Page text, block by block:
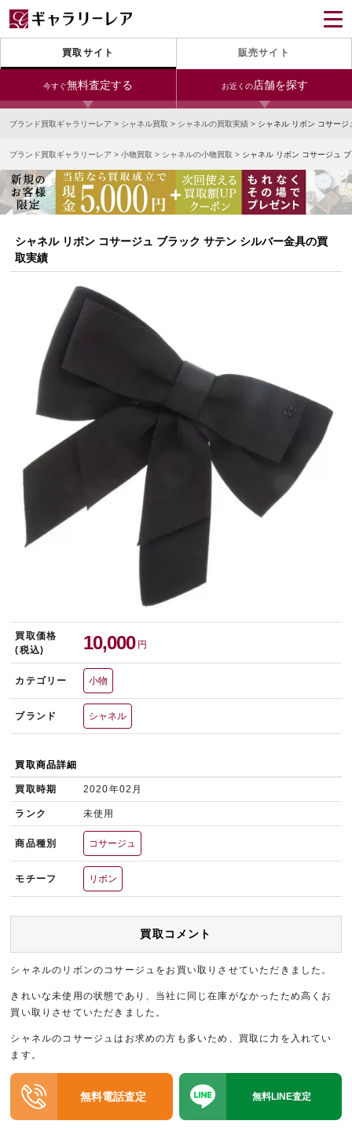
買取サイト 販売サイト
今すぐ無料査定する お近くの店舗を探す
24時間受付（対応時間10:00～19:00）
宅配買取を申し込む
無料の宅配キットをお届けします
今すぐ電話査定
受付時間 10:00～19:00
銀座本店 青山表参道店 新宿東口店
小田急新宿店 LAB東京 名古屋大須店
なんば店
中野ブロードウェイ
無料の宅配キットをお届けします
ブランド買取ギャラリーレア > シャネル買取 > シャネルの買取実績 > シャネル リボン コサー
ブランド買取ギャラリーレア > 小物買取 > シャネルの小物買取 > シャネル リボン コサージュ
シャネル リボン コサージュ ブラック サテン シルバー金具の買
取実績
買取価格
(税込)
10,000 円
カテゴリー 小物
ブランド シャネル
買取商品詳細
買取時期 2020年02月
ランク 未使用
商品種別 コサージュ
モチーフ リボン
買取コメント
シャネルのリボンのコサージュをお買い取りさせていただきました。
きれいな未使用の状態であり、当社に同じ在庫がなかったため高くお
買い取りさせていただきました。
シャネルのコサージュはお求めの方も多いため、買取に力を入れてい
ます。
無料電話査定 無料LINE査定